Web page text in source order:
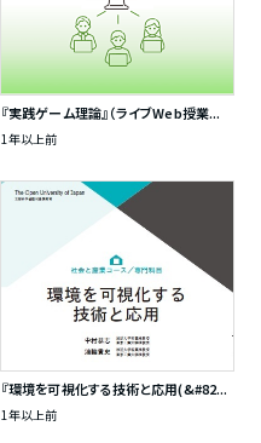
『実践ゲーム理論』（ライブWeb授業...
1年以上前
『環境を可視化する技術と応用(&#82...
1年以上前